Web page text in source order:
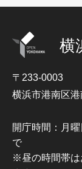
横
〒233-0003
横浜市港南区
開庁時間：月
で
※昼の時間帯は